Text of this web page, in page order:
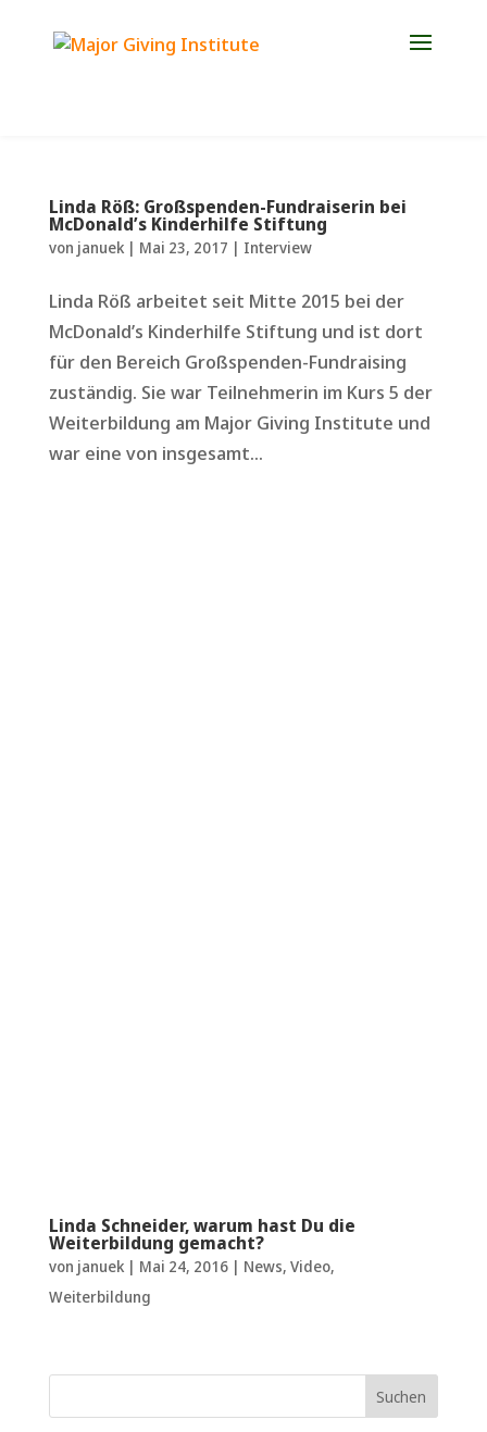
Linda Röß: Großspenden-Fundraiserin bei
McDonald’s Kinderhilfe Stiftung
von januek| Mai 23, 2017 | Interview
Linda Röß arbeitet seit Mitte 2015 bei der
McDonald’s Kinderhilfe Stiftung und ist dort
für den Bereich Großspenden-Fundraising
zuständig. Sie war Teilnehmerin im Kurs 5 der
Weiterbildung am Major Giving Institute und
war eine von insgesamt...
Linda Schneider, warum hast Du die
Weiterbildung gemacht?
von januek| Mai 24, 2016| News, Video,
Weiterbildung
Suchen